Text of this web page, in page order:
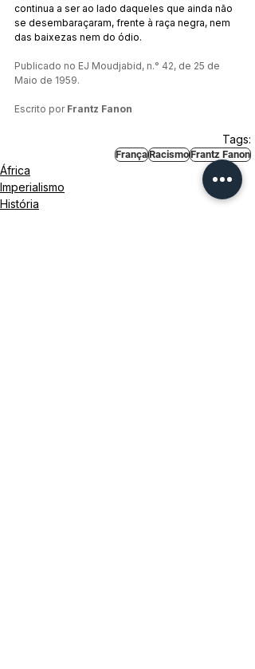
continua a ser ao lado daqueles que ainda não
se desembaraçaram, frente à raça negra, nem
das baixezas nem do ódio.
Publicado no EJ Moudjabid, n.° 42, de 25 de
Maio de 1959.
Escrito por Frantz Fanon
Tags:
FrançaRacismoFrantz Fanon
África
Imperialismo
História